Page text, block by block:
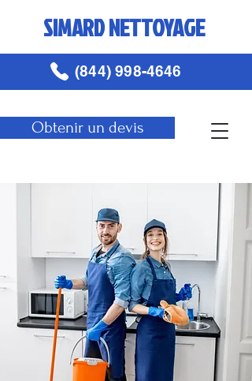
SIMARD NETTOYAGE
Obtenir un devis
(844) 998-4646